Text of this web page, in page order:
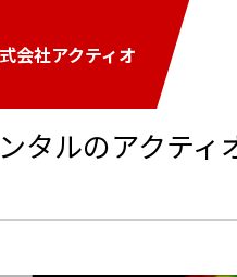
会社アクティオ
タルのアクティ